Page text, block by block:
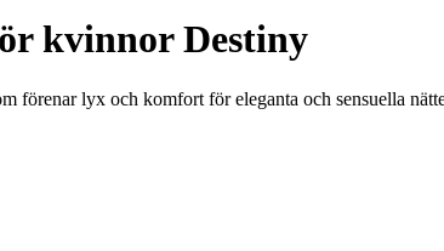
kvinnor Destiny
förenar lyx och komfort för eleganta och sensuella